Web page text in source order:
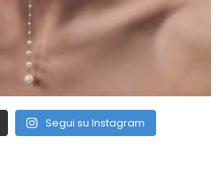
Segui su Instagram